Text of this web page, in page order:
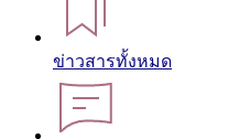
ข่าวสารทั้งหมด